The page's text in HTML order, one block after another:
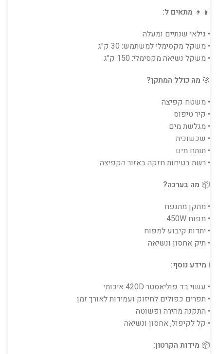
👧👦 מתאים ל:
• גילאי שנתיים ומעלה
• משקל מקסימלי למשתמש: 30 ק"ג
• משקל נשיאה מקסימלי: 150 ק"ג
🎯 מה כולל המתקן?
• משטח קפיצה
• קיר טיפוס
• מגלשת מים
• שכשוכית
• תותח מים
• רשת בטיחות חזקה באזור הקפיצה
📦 מה בערכה?
• מתקן מתנפח
• מפוח 450W
• יתדות קיבוע למפוח
• תיק אחסון ונשיאה
ℹ️ מידע נוסף:
• עשוי בד פוליאסטר 420D איכותי
• תפרים כפולים לחיזוק ועמידות לאורך זמן
• התקנה מהירה ופשוטה
• קל לקיפול, אחסון ונשיאה
📦 מידות הקרטון: